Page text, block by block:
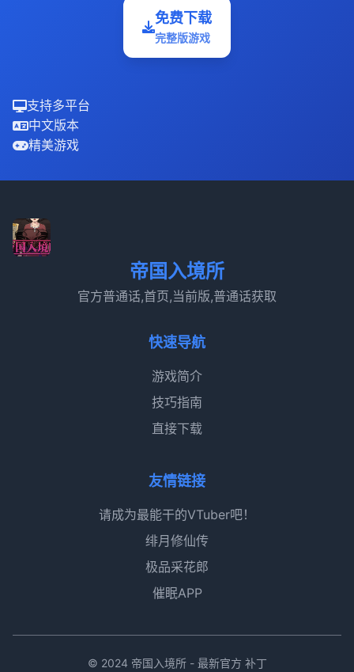
免费下载
完整版游戏
支持多平台
中文版本
精美游戏
帝国入境所
官方普通话,首页,当前版,普通话获取
快速导航
游戏简介
技巧指南
直接下载
友情链接
请成为最能干的VTuber吧！
绯月修仙传
极品采花郎
催眠APP
© 2024 帝国入境所 - 最新官方 补丁